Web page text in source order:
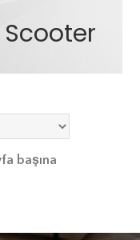
Scooter
başına